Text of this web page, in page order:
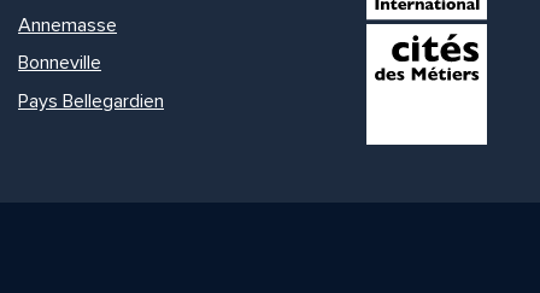
Annemasse
Bonneville
Pays Bellegardien